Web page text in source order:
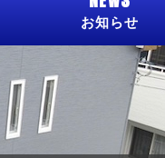
お知らせ